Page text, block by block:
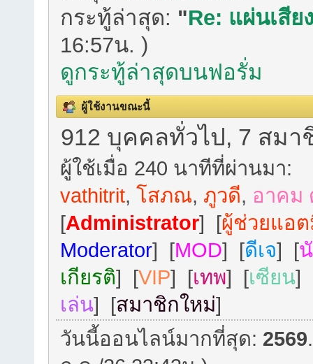
กระทู้ล่าสุด: "Re: แผ่นเสีย
16:57น. )
ดูกระทู้ล่าสุดบนฟอรั่ม
ผู้ใช้งานขณะนี้
912 บุคคลทั่วไป, 7 สมา
ผู้ใช้เมื่อ 240 นาทีที่ผ่านมา:
vathitrit, โสภณ, ภูวดี, อาคม
[Administrator] [ผู้ช่วยแอ
Moderator] [MOD] [ดีเจ] [
เกียรติ] [VIP] [เทพ] [เซียน]
เล่น] [สมาชิกใหม่]
วันนี้ออนไลน์มากที่สุด: 2569